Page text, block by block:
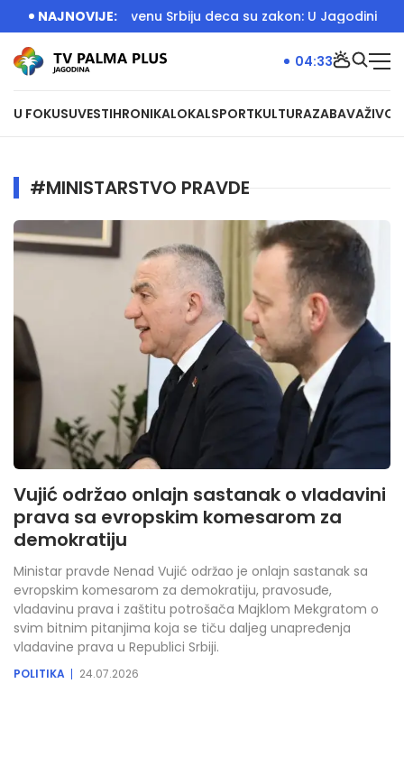
NAJNOVIJE:
Za Jedinstvenu Srbiju deca su zakon: U Jagodini
U FOKUSUVESTIHRONIKALOKALSPORTKULTURAZABAVAŽIVOT
04:33
#MINISTARSTVO PRAVDE
Vujić održao onlajn sastanak o vladavini
prava sa evropskim komesarom za
demokratiju
Ministar pravde Nenad Vujić održao je onlajn sastanak sa
evropskim komesarom za demokratiju, pravosuđe,
vladavinu prava i zaštitu potrošača Majklom Mekgratom o
svim bitnim pitanjima koja se tiču daljeg unapređenja
vladavine prava u Republici Srbiji.
POLITIKA 24.07.2026